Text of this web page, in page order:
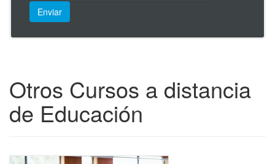
Objetivos Curso de Psicología y
Trastornos del Sueño
los trastornos del sueño y la relación que tiene con las funciones
cognitivas; los posibles tratamientos y cómo lograr un “buen
Otros Cursos a distancia
de Educación